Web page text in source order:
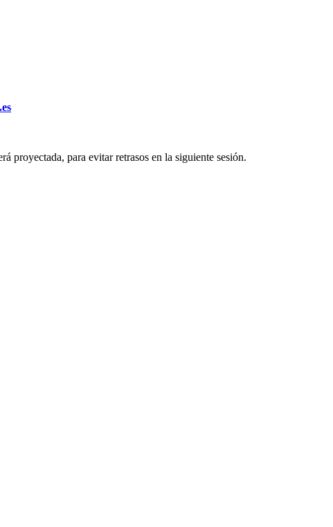
proyectada, para evitar retrasos en la siguiente sesión.